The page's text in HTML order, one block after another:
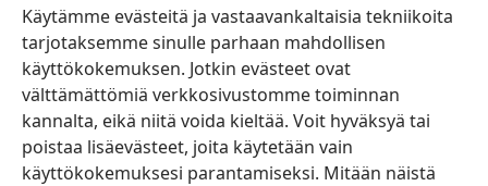
Käytämme evästeitä ja vastaavankaltaisia tekniikoita
tarjotaksemme sinulle parhaan mahdollisen
käyttökokemuksen. Jotkin evästeet ovat
välttämättömiä verkkosivustomme toiminnan
kannalta, eikä niitä voida kieltää. Voit hyväksyä tai
poistaa lisäevästeet, joita käytetään vain
käyttökokemuksesi parantamiseksi. Mitään näistä
(avaa
uuden
ikkunan)Vartiotornin VERKKOKIRJASTO
(avaa
uuden
ikkunan)JW Hub ®
(avaa
uuden
ikkunan)
®